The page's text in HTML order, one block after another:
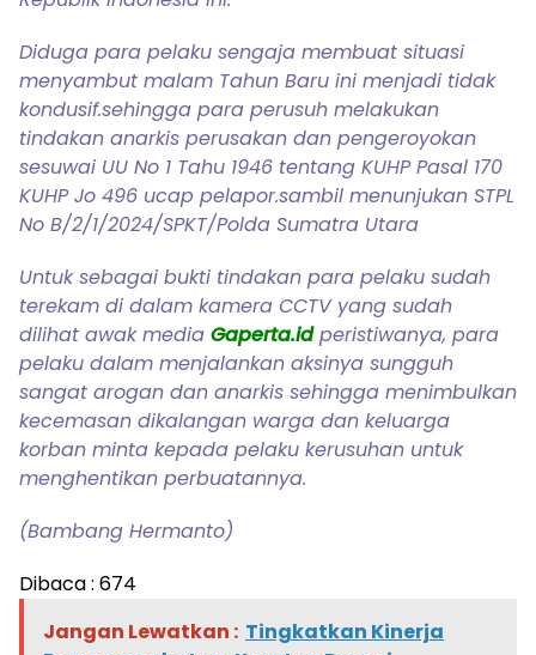
Diduga para pelaku sengaja membuat situasi
menyambut malam Tahun Baru ini menjadi tidak
kondusif.sehingga para perusuh melakukan
tindakan anarkis perusakan dan pengeroyokan
sesuwai UU No 1 Tahu 1946 tentang KUHP Pasal 170
KUHP Jo 496 ucap pelapor.sambil menunjukan STPL
No B/2/1/2024/SPKT/Polda Sumatra Utara
Untuk sebagai bukti tindakan para pelaku sudah
terekam di dalam kamera CCTV yang sudah
dilihat awak media Gaperta.idperistiwanya, para
pelaku dalam menjalankan aksinya sungguh
sangat arogan dan anarkis sehingga menimbulkan
kecemasan dikalangan warga dan keluarga
korban minta kepada pelaku kerusuhan untuk
menghentikan perbuatannya.
(Bambang Hermanto)
Dibaca : 674
Jangan Lewatkan : Tingkatkan Kinerja